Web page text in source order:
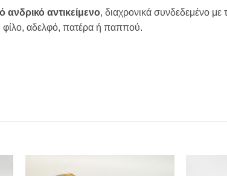
αντικείμενο, διαχρονικά συνδεδεμένο
φίλο, αδελφό, πατέρα ή παππού.